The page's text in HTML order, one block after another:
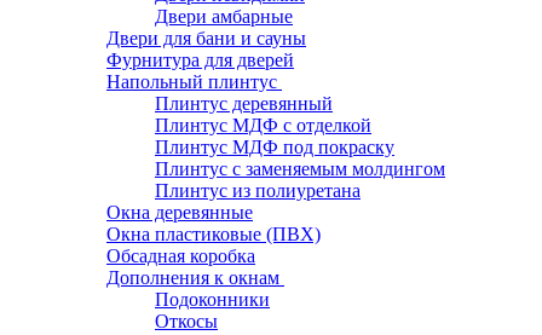
Двери амбарные
Двери для бани и сауны
Фурнитура для дверей
Напольный плинтус
Плинтус деревянный
Плинтус МДФ с отделкой
Плинтус МДФ под покраску
Плинтус с заменяемым молдингом
Плинтус из полиуретана
Окна деревянные
Окна пластиковые (ПВХ)
Обсадная коробка
Дополнения к окнам
Подоконники
Откосы